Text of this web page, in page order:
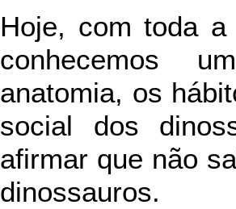
Hoje, com toda
conhecemos
anatomia, os
social dos
afirmar que não
dinossauros.